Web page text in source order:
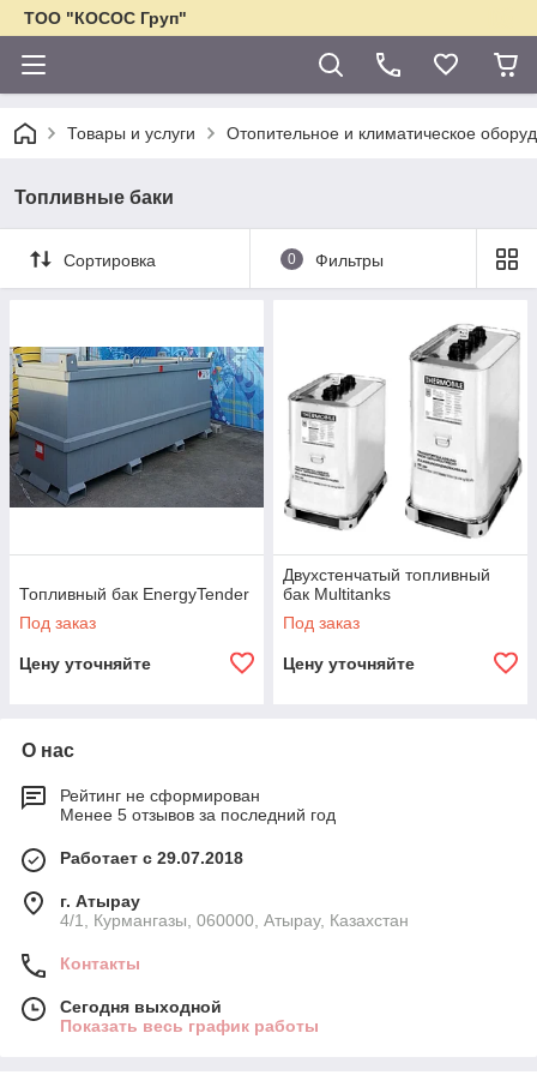
ТОО "КОСОС Груп"
Товары и услуги Отопительное и климатическое
Топливные баки
Сортировка 0 Фильтры
Топливный бак EnergyTender
Под заказ
Цену уточняйте
Двухстенчатый топливный
бак Multitanks
Под заказ
Цену уточняйте
О нас
Рейтинг не сформирован
Менее 5 отзывов за последний год
Работает с 29.07.2018
г. Атырау
4/1, Курмангазы, 060000, Атырау, Казахстан
Контакты
Сегодня выходной
Показать весь график работы